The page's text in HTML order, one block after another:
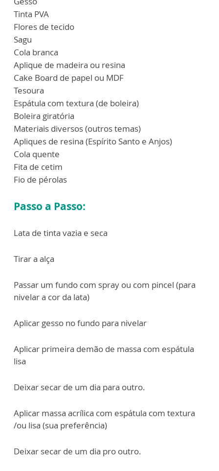
Tinta PVA
Flores de tecido
Sagu
Cola branca
Aplique de madeira ou resina
Cake Board de papel ou MDF
Tesoura
Espátula com textura (de boleira)
Boleira giratória
Materiais diversos (outros temas)
Apliques de resina (Espírito Santo e Anjos)
Cola quente
Fita de cetim
Fio de pérolas
Passo a Passo:
Lata de tinta vazia e seca
Tirar a alça
Passar um fundo com spray ou com pincel (para
nivelar a cor da lata)
Aplicar gesso no fundo para nivelar
Aplicar primeira demão de massa com espátula
lisa
Deixar secar de um dia para outro.
Aplicar massa acrílica com espátula com textura
/ou lisa (sua preferência)
Deixar secar de um dia pro outro.